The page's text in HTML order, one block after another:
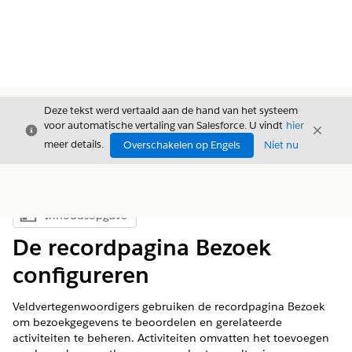
Sluiten
Deze tekst werd vertaald aan de hand van het systeem
voor automatische vertaling van Salesforce. U vindt hier
meer details.
Overschakelen op Engels Niet nu
Sluiten
Inhoudsopgave weergeven
Inhoudsopgave
De recordpagina Bezoek
configureren
Veldvertegenwoordigers gebruiken de recordpagina Bezoek
om bezoekgegevens te beoordelen en gerelateerde
activiteiten te beheren. Activiteiten omvatten het toevoegen